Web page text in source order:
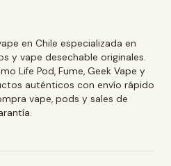
en Chile especializada en
y vape desechable originales.
Life Pod, Fume, Geek Vape y
auténticos con envío rápido
vape, pods y sales de